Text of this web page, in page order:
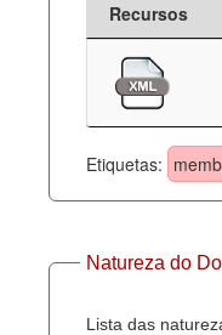
Recursos
Etiquetas:
Natureza do
Lista das